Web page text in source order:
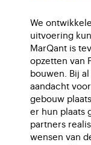
We
uitvoering
MarQant is
opzetten van
bouwen. Bij
aandacht
gebouw
er hun plaats
partners
wensen van